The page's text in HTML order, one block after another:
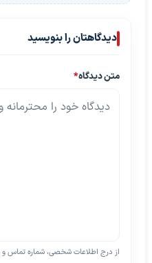
دیدگاهتان را بنویسید
متن دیدگاه*
از درج اطلاعات شخصی، شماره تماس و